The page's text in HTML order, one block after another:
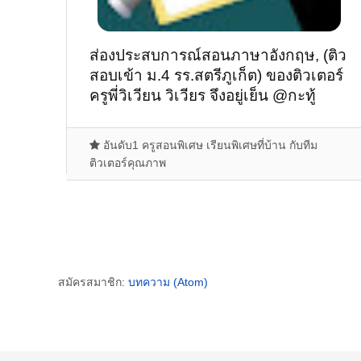
ส่องประสบการณ์สอนภาษาอังกฤษ, (ติว
สอบเข้า ม.4 รร.สตรีภูเก็ต) ของติวเตอร์
ครูพี่วิเวียน วิเวียร จึงอยู่เย็น @กะทู้
อันดับ1 ครูสอนพิเศษ เรียนพิเศษที่บ้าน กับทีม
ติวเตอร์คุณภาพ
สมัครสมาชิก: บทความ (Atom)